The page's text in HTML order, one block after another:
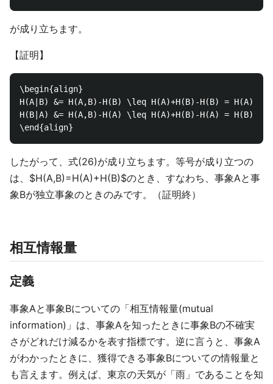
が成り立ちます。
【証明】
\begin{align}
H(A|B) &= H(A,B)-H(B) \leq H(A)+H(B)-H(B) = H(A) \\
H(B|A) &= H(A,B)-H(A) \leq H(A)+H(B)-H(A) = H(B)
したがって、式(26)が成り立ちます。等号が成り立つの
は、$H(A,B)=H(A)+H(B)$のとき、すなわち、事象Aと事
象Bが独立事象のときのみです。（証明終）
相互情報量
定義
事象Aと事象Bについての「相互情報量(mutual
information)」は、事象Aを知ったときに事象Bの不確実
さがどれだけ減るかを表す指標です。逆に言うと、事象A
がわかったときに、獲得できる事象Bについての情報量と
も言えます。例えば、東京の天気が「雨」であることを知